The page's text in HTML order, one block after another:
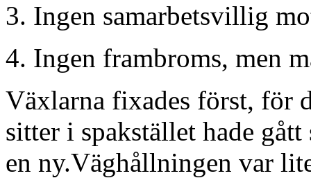
Ingen samarbetsvillig
Ingen frambroms, men
Växlarna fixades först, för
sitter i spakstället hade
en ny.Väghållningen var